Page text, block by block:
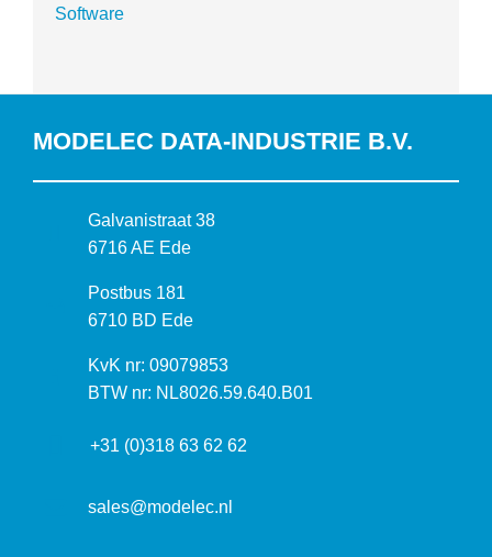
Software
MODELEC DATA-INDUSTRIE B.V.
B
e
o
e
k
a
Galvanistraat 38
6716 AE Ede
P
o
t
a
s
Postbus 181
6710 BD Ede
I
n
o
m
KvK nr: 09079853
BTW nr: NL8026.59.640.B01
+31 (0)318 63 62 62
sales@modelec.nl